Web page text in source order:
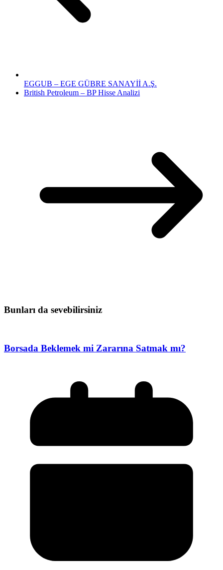
EGGUB – EGE GÜBRE SANAYİİ A.Ş.
British Petroleum – BP Hisse Analizi
Bunları da sevebilirsiniz
Borsada Beklemek mi Zararına Satmak mı?